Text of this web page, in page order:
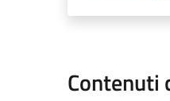
Contenuti